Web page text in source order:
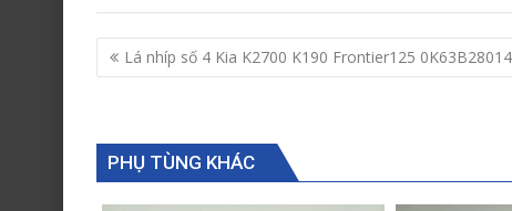
Post
navigation
Lá nhíp số 4 Kia K2700 K190 Frontier125 0K63B28014
PHỤ TÙNG KHÁC